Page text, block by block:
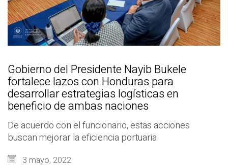
Gobierno del Presidente Nayib Bukele
fortalece lazos con Honduras para
desarrollar estrategias logísticas en
beneficio de ambas naciones
De acuerdo con el funcionario, estas acciones
buscan mejorar la eficiencia portuaria
3 mayo, 2022